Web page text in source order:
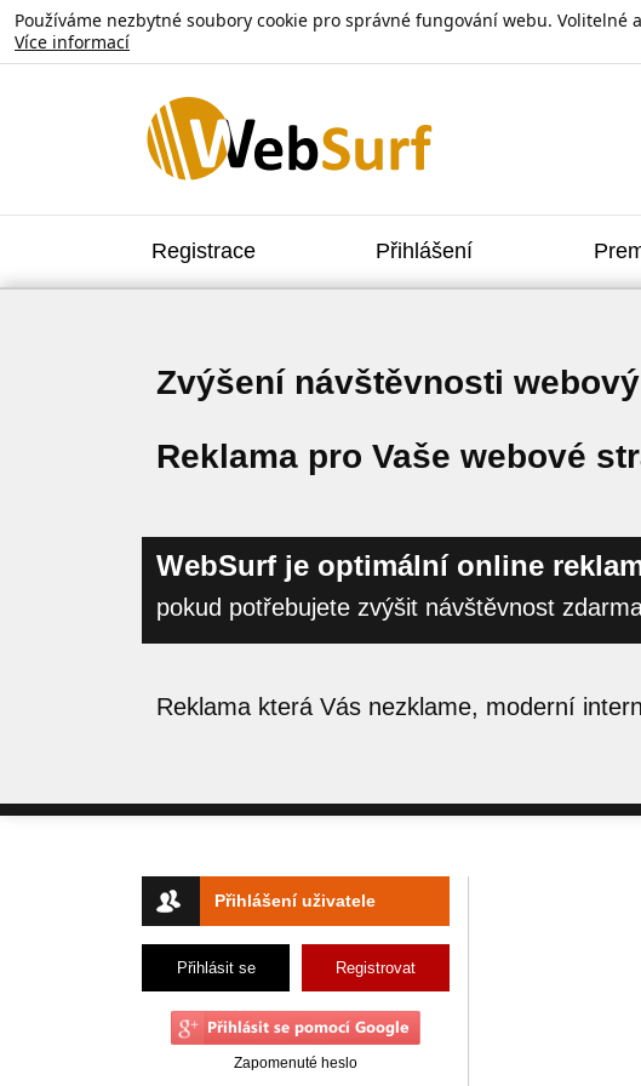
Používáme nezbytné soubory cookie pro správné fungování webu.
Více informací
Registrace Přihlášení
Zvýšení návštěvnosti
Reklama pro Vaše webové
WebSurf je optimální online
pokud potřebujete zvýšit návštěvnost
Reklama která Vás nezklame, moderní
Přihlášení uživatele
Přihlásit se Registrovat
Zapomenuté heslo